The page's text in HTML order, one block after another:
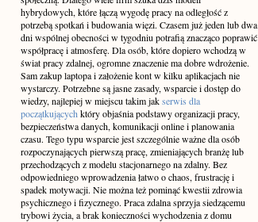
hybrydowych, które łączą wygodę pracy na odległość z
potrzebą spotkań i budowania więzi. Czasem już jeden lub dwa
dni wspólnej obecności w tygodniu potrafią znacząco poprawić
współpracę i atmosferę. Dla osób, które dopiero wchodzą w
świat pracy zdalnej, ogromne znaczenie ma dobre wdrożenie.
Sam zakup laptopa i założenie kont w kilku aplikacjach nie
wystarczy. Potrzebne są jasne zasady, wsparcie i dostęp do
wiedzy, najlepiej w miejscu takim jakserwis dla
początkujących który objaśnia podstawy organizacji pracy,
bezpieczeństwa danych, komunikacji online i planowania
czasu. Tego typu wsparcie jest szczególnie ważne dla osób
rozpoczynających pierwszą pracę, zmieniających branżę lub
przechodzących z modelu stacjonarnego na zdalny. Bez
odpowiedniego wprowadzenia łatwo o chaos, frustrację i
spadek motywacji. Nie można też pominąć kwestii zdrowia
psychicznego i fizycznego. Praca zdalna sprzyja siedzącemu
trybowi życia, a brak konieczności wychodzenia z domu